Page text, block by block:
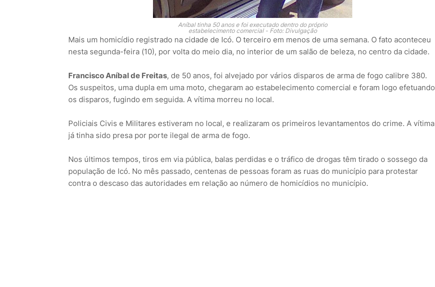
Aníbal tinha 50 anos e foi executado dentro do próprio
estabelecimento comercial - Foto: Divulgação
Mais um homicídio registrado na cidade de Icó. O terceiro em menos de uma semana. O fato aconteceu
nesta segunda-feira (10), por volta do meio dia, no interior de um salão de beleza, no centro da cidade.
Francisco Aníbal de Freitas, de 50 anos, foi alvejado por vários disparos de arma de fogo calibre 380.
Os suspeitos, uma dupla em uma moto, chegaram ao estabelecimento comercial e foram logo efetuando
os disparos, fugindo em seguida. A vítima morreu no local.
Policiais Civis e Militares estiveram no local, e realizaram os primeiros levantamentos do crime. A vítima
já tinha sido presa por porte ilegal de arma de fogo.
Nos últimos tempos, tiros em via pública, balas perdidas e o tráfico de drogas têm tirado o sossego da
população de Icó. No mês passado, centenas de pessoas foram as ruas do município para protestar
contra o descaso das autoridades em relação ao número de homicídios no município.